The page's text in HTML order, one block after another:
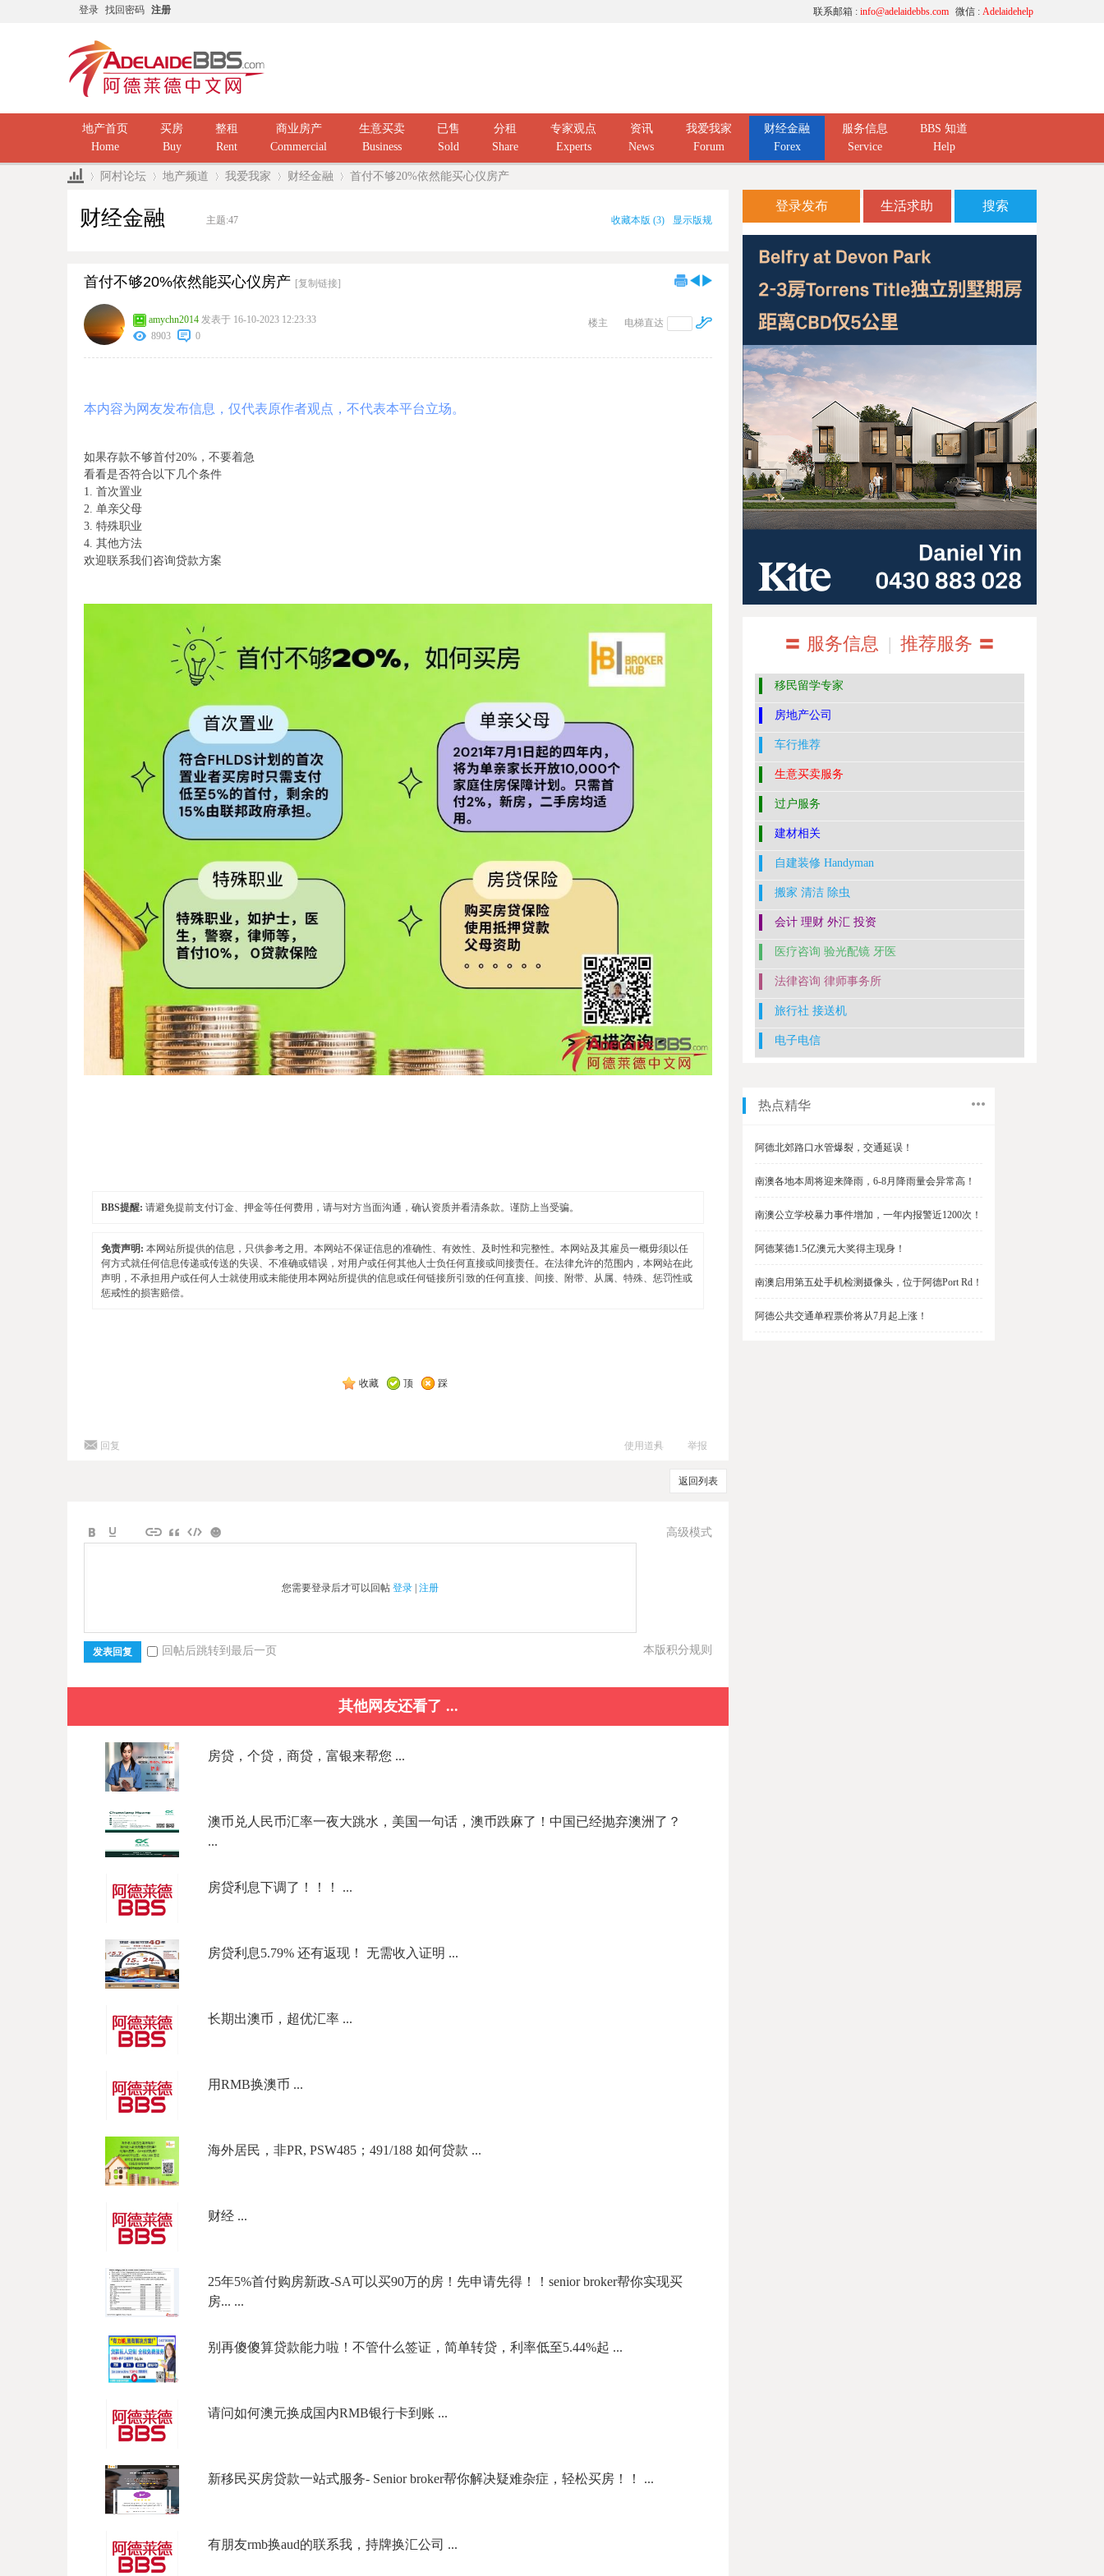
登录 找回密码 注册 微信 : Adelaidehelp
联系邮箱 : info@adelaidebbs.com
地产首页
Home
买房
Buy
整租
Rent
商业房产
Commercial
生意买卖
Business
已售
Sold
分租
Share
专家观点
Experts
资讯
News
我爱我家
Forum
财经金融
Forex
服务信息
Service
BBS 知道
Help
阿村论坛 地产频道 我爱我家 财经金融 首付不够20%依然能买心仪房产
财经金融 主题:47 显示版规
收藏本版 (3)
首付不够20%依然能买心仪房产 [复制链接]
电梯直达
楼主
amychn2014 发表于 16-10-2023 12:23:33
8903
0
本内容为网友发布信息，仅代表原作者观点，不代表本平台立场。
如果存款不够首付20%，不要着急
看看是否符合以下几个条件
1. 首次置业
2. 单亲父母
3. 特殊职业
4. 其他方法
欢迎联系我们咨询贷款方案
BBS提醒: 请避免提前支付订金、押金等任何费用，请与对方当面沟通，确认资质并看清条款。谨防上当受骗。
免责声明: 本网站所提供的信息，只供参考之用。本网站不保证信息的准确性、有效性、及时性和完整性。本网站及其雇员一概毋须以任
何方式就任何信息传递或传送的失误、不准确或错误，对用户或任何其他人士负任何直接或间接责任。在法律允许的范围内，本网站在此
声明，不承担用户或任何人士就使用或未能使用本网站所提供的信息或任何链接所引致的任何直接、间接、附带、从属、特殊、惩罚性或
惩戒性的损害赔偿。
收藏 顶 踩
回复 使用道具 举报
返回列表
高级模式
您需要登录后才可以回帖 登录 注册
本版积分规则
发表回复 回帖后跳转到最后一页
其他网友还看了 ...
房贷，个贷，商贷，富银来帮您 ...
澳币兑人民币汇率一夜大跳水，美国一句话，澳币跌麻了！中国已经抛弃澳洲了？
...
房贷利息下调了！！！ ...
房贷利息5.79% 还有返现！ 无需收入证明 ...
长期出澳币，超优汇率 ...
用RMB换澳币 ...
海外居民，非PR, PSW485；491/188 如何贷款 ...
财经 ...
25年5%首付购房新政-SA可以买90万的房！先申请先得！！senior broker帮你实现买
房... ...
别再傻傻算贷款能力啦！不管什么签证，简单转贷，利率低至5.44%起 ...
请问如何澳元换成国内RMB银行卡到账 ...
新移民买房贷款一站式服务- Senior broker帮你解决疑难杂症，轻松买房！！ ...
有朋友rmb换aud的联系我，持牌换汇公司 ...
登录发布 生活求助 搜索
〓 服务信息 | 推荐服务 〓
移民留学专家
房地产公司
车行推荐
生意买卖服务
过户服务
建材相关
自建装修 Handyman
搬家 清洁 除虫
会计 理财 外汇 投资
医疗咨询 验光配镜 牙医
法律咨询 律师事务所
旅行社 接送机
电子电信
热点精华
阿德北郊路口水管爆裂，交通延误！
南澳各地本周将迎来降雨，6-8月降雨量会异常高！
南澳公立学校暴力事件增加，一年内报警近1200次！
阿德莱德1.5亿澳元大奖得主现身！
南澳启用第五处手机检测摄像头，位于阿德Port Rd！
阿德公共交通单程票价将从7月起上涨！